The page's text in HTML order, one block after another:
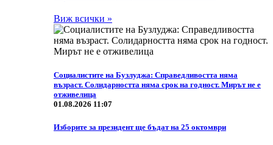
Виж всички »
Социалистите на Бузлуджа: Справедливостта няма
възраст. Солидарността няма срок на годност. Мирът не е
отживелица
01.08.2026 11:07
Изборите за президент ще бъдат на 25 октомври